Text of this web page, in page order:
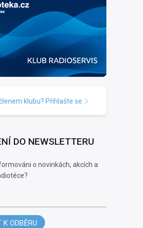
klubu? Přihlašte se
DO NEWSLETTERU
o novinkách, akcích a
ODBĚRU